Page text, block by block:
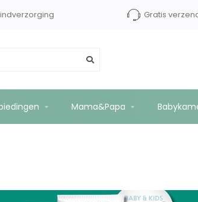
Experts in baby en kindverzorging
Mama&Papa